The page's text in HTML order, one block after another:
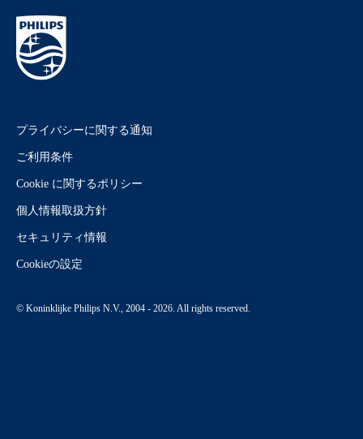
プライバシーに関する通知
ご利用条件
Cookie に関するポリシー
個人情報取扱方針
セキュリティ情報
Cookieの設定
© Koninklijke Philips N.V., 2004 - 2026. All rights reserved.